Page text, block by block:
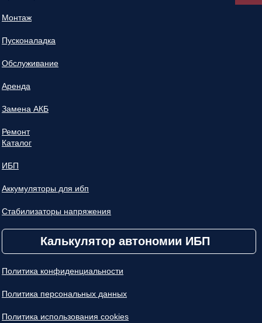
Монтаж
Пусконаладка
Обслуживание
Аренда
Замена АКБ
Ремонт
Каталог
ИБП
Аккумуляторы для ибп
Стабилизаторы напряжения
Калькулятор автономии ИБП
Политика конфиденциальности
Политика персональных данных
Политика использования cookies